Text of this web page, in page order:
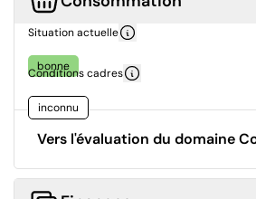
Situation actuelle
bonne
Conditions cadres
inconnu
Vers l'évaluation du domaine